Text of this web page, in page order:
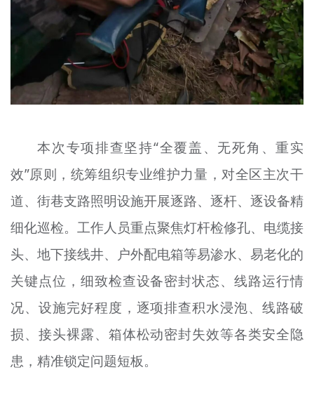
本次专项排查坚持“全覆盖、无死角、重实
效”原则，统筹组织专业维护力量，对全区主次干
道、街巷支路照明设施开展逐路、逐杆、逐设备精
细化巡检。工作人员重点聚焦灯杆检修孔、电缆接
头、地下接线井、户外配电箱等易渗水、易老化的
关键点位，细致检查设备密封状态、线路运行情
况、设施完好程度，逐项排查积水浸泡、线路破
损、接头裸露、箱体松动密封失效等各类安全隐
患，精准锁定问题短板。